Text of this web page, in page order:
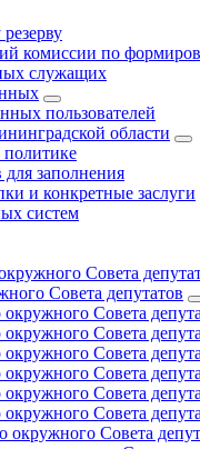
комиссии по
служащих
пользователей
области
заполнения
и конкретные заслуги
систем
Совета
Совета депутатов
Совета
Совета
Совета
Совета
Совета
Совета
окружного Совета